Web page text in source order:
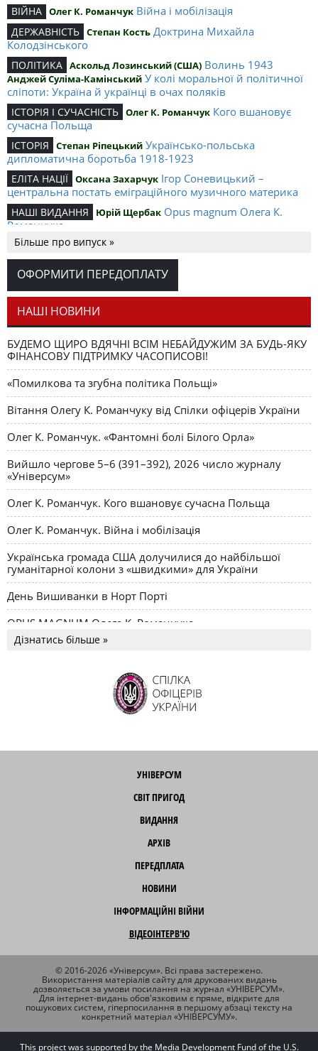
ВІЙНА Олег К. Романчук Війна і мобілізація
ДЕРЖАВНІСТЬ Степан Кость Доктрина Михайла
Колодзінського
ПОЛІТИКА Аскольд Лозинський (США) Волинь 1943
Анджей Суліма-Камінський У колі моральної й політичної
сліпоти: Україна й українці в очах поляків
ІСТОРІЯ І СУЧАСНІСТЬ Олег К. Романчук Кого вшановує
сучасна Польща
ІСТОРІЯ Степан Ріпецький Українсько-польська
дипломатична боротьба 1918-1923
ЕЛІТА НАЦІЇ Оксана Захарчук Ігор Соневицький –
центральна постать еміграційного музичного материка
НАШІ ВИДАННЯ Юрій Щербак Opus magnum Олега К.
Романчука
РЕЦЕНЗІЇ Петро Іванишин
Романчука
СЛОВО РЕДАКЦІЙНЕ Олег К. Романчук
як уособлення української політстратегії й тактики
Більше про випуск »
ОФОРМИТИ ПЕРЕДОПЛАТУ
НАШІ НОВИНИ
БУДЕМО ЩИРО ВДЯЧНІ ВСІМ НЕБАЙДУЖИМ ЗА БУДЬ-ЯКУ
ФІНАНСОВУ ПІДТРИМКУ ЧАСОПИСОВІ!
«Помилкова та згубна політика Польщі»
Вітання Олегу К. Романчуку від Спілки офіцерів України
Олег К. Романчук. «Фантомні болі Білого Орла»
Вийшло чергове 5–6 (391–392), 2026 число журналу
«Універсум»
Олег К. Романчук. Кого вшановує сучасна Польща
Олег К. Романчук. Війна і мобілізація
Українська громада США долучилися до найбільшої
гуманітарної колони з «швидкими» для України
День Вишиванки в Норт Порті
OPUS MAGNUM Олега К. Романчука
Дізнатись більше »
УНІВЕРСУМ
СВІТ ПРИГОД
ВИДАННЯ
АРХІВ
ПЕРЕДПЛАТА
НОВИНИ
ІНФОРМАЦІЙНІ ВІЙНИ
ВІДЕОІНТЕРВ'Ю
© 2016-2026 «Універсум». Всі права застережено.
Використання матеріалів сайту для друкованих видань
дозволяється за умови посилання на журнал «УНІВЕРСУМ».
Для інтернет-видань обов'язковим є пряме, відкрите для
пошукових систем, гіперпосилання в першому абзаці тексту на
конкретний матеріал «УНІВЕРСУМУ».
This project was supported by the Media Development Fund of the U.S.